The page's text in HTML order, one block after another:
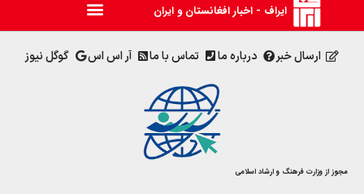
ایراف - اخبار افغانستان و ایران
ارسال خبر درباره ما تماس با ما آر اس اس گوگل نیوز
مجوز از وزارت فرهنگ و ارشاد اسلامی